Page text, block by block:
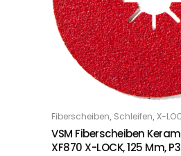
OPTIONS
Fiberscheiben, Schleifen, X-
VSM Fiberscheiben
XF870 X-LOCK, 125 Mm,